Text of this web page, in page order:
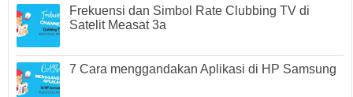
Frekuensi dan Simbol Rate Clubbing TV di
Satelit Measat 3a
7 Cara menggandakan Aplikasi di HP Samsung